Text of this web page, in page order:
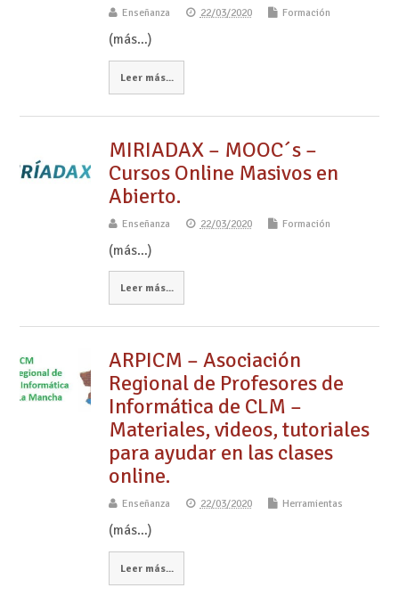
Enseñanza 22/03/2020 Formación
(más…)
Leer más...
MIRIADAX – MOOC´s –
Cursos Online Masivos en
Abierto.
Enseñanza 22/03/2020 Formación
(más…)
Leer más...
ARPICM – Asociación
Regional de Profesores de
Informática de CLM –
Materiales, videos, tutoriales
para ayudar en las clases
online.
Enseñanza 22/03/2020 Herramientas
(más…)
Leer más...